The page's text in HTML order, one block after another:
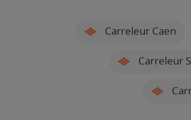
Carreleur Caen
Carreleur